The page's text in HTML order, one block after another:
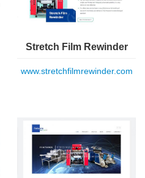
Stretch Film Rewinder
www.stretchfilmrewinder.com